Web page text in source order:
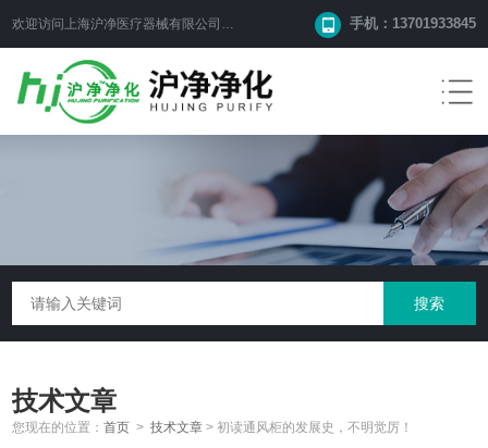
欢迎访问上海沪净医疗器械有限公司网站！ 手机：13701933845
技术文章
您现在的位置：首页 >技术文章 >初读通风柜的发展史，不明觉厉！